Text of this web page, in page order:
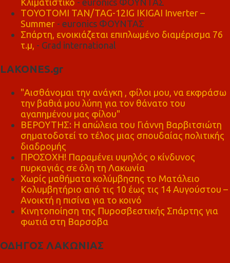
TOYOTOMI TAN/TAG-12IG IKIGAI Inverter –
Summer - euronics ΦΟΥΝΤΑΣ
Σπάρτη, ενοικιάζεται επιπλωμένο διαμέρισμα 76
τ.μ, - Grad international
LAKONES.gr
"Αισθάνομαι την ανάγκη , φίλοι μου, να εκφράσω
την βαθιά μου λύπη για τον θάνατο του
αγαπημένου μας φίλου"
ΒΕΡΟΥΤΗΣ: Η απώλεια του Γιάννη Βαρβιτσιώτη
σηματοδοτεί το τέλος μιας σπουδαίας πολιτικής
διαδρομής
ΠΡΟΣΟΧΗ! Παραμένει υψηλός ο κίνδυνος
πυρκαγιάς σε όλη τη Λακωνία
Χωρίς μαθήματα κολύμβησης το Ματάλειο
Κολυμβητήριο από τις 10 έως τις 14 Αυγούστου –
Ανοικτή η πισίνα για το κοινό
Κινητοποίηση της Πυροσβεστικής Σπάρτης για
φωτιά στη Βαρσοβα
ΟΔΗΓΟΣ ΛΑΚΩΝΙΑΣ